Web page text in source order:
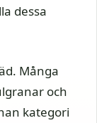
dessa
Många
och
kategori